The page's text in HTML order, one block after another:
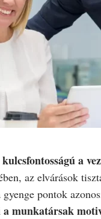
a
az elvárások
pontok
a munkatársak